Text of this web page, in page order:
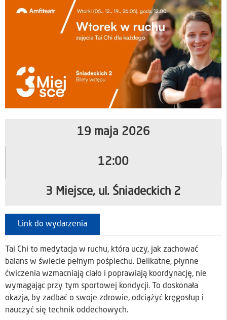
19 maja 2026
12:00
3 Miejsce, ul. Śniadeckich 2
Link do wydarzenia
Tai Chi to medytacja w ruchu, która uczy, jak zachować
balans w świecie pełnym pośpiechu. Delikatne, płynne
ćwiczenia wzmacniają ciało i poprawiają koordynację, nie
wymagając przy tym sportowej kondycji. To doskonała
okazja, by zadbać o swoje zdrowie, odciążyć kręgosłup i
nauczyć się technik oddechowych.